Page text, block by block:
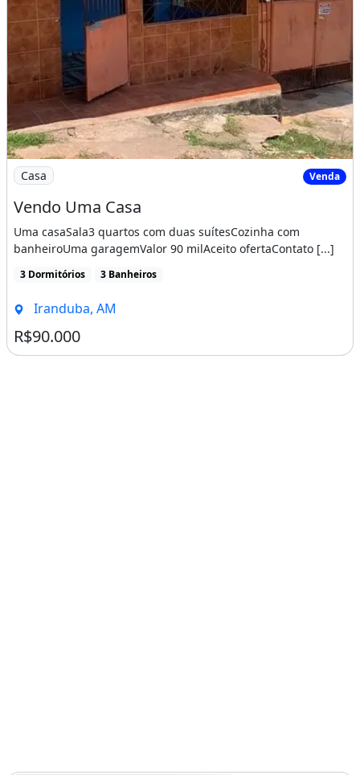
Imagem: Vendo Uma Casa
Casa Venda
Vendo Uma Casa
Uma casaSala3 quartos com duas suítesCozinha com
banheiroUma garagemValor 90 milAceito ofertaContato [...]
3 Dormitórios 3 Banheiros
Iranduba, AM
R$90.000